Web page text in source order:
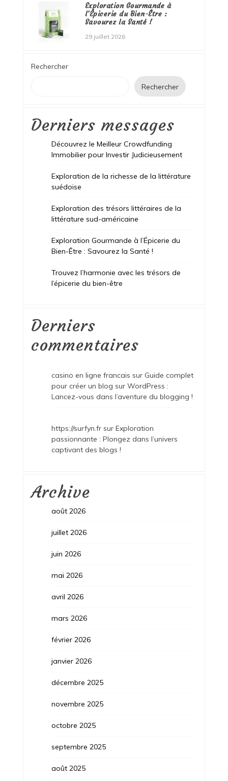
Exploration Gourmande à
l’Épicerie du Bien-Être :
Savourez la Santé !
29 juillet 2026
Rechercher
Rechercher
Derniers messages
Découvrez le Meilleur Crowdfunding
Immobilier pour Investir Judicieusement
Exploration de la richesse de la littérature
suédoise
Exploration des trésors littéraires de la
littérature sud-américaine
Exploration Gourmande à l’Épicerie du
Bien-Être : Savourez la Santé !
Trouvez l’harmonie avec les trésors de
l’épicerie du bien-être
Derniers
commentaires
casino en ligne francais sur Guide complet
pour créer un blog sur WordPress :
Lancez-vous dans l’aventure du blogging !
https://surfyn.frsur Exploration
passionnante : Plongez dans l’univers
captivant des blogs !
Archive
août 2026
juillet 2026
juin 2026
mai 2026
avril 2026
mars 2026
février 2026
janvier 2026
décembre 2025
novembre 2025
octobre 2025
septembre 2025
août 2025